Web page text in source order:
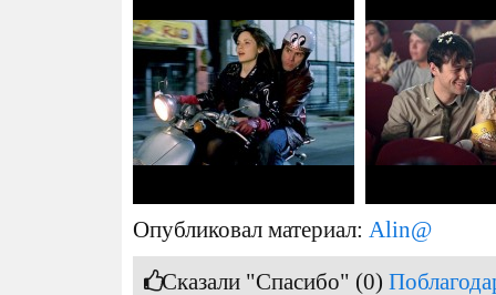
Опубликовал материал: Alin@
Сказали "Спасибо" (0)